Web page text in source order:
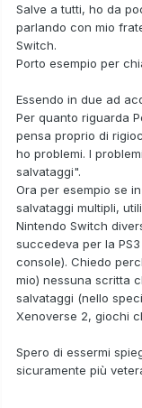
Salve a tutti, ho da
parlando con mio
Switch.
Porto esempio per
Essendo in due ad
Per quanto riguarda
pensa proprio di
ho problemi. I
salvataggi".
Ora per esempio se
salvataggi multipli,
Nintendo Switch
succedeva per la
console). Chiedo
mio) nessuna scritta
salvataggi (nello
Xenoverse 2, giochi
Spero di essermi
sicuramente più